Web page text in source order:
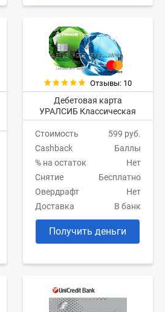
Отзывы: 10
Дебетовая карта
УРАЛСИБ Классическая
Стоимость
599 руб.
Cashback
Баллы
% на остаток
Нет
Снятие
Бесплатно
Овердрафт
Нет
Доставка
В банк
Получить деньги